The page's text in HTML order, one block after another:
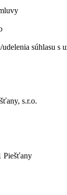
súhlasu s
s.r.o.
Piešťany